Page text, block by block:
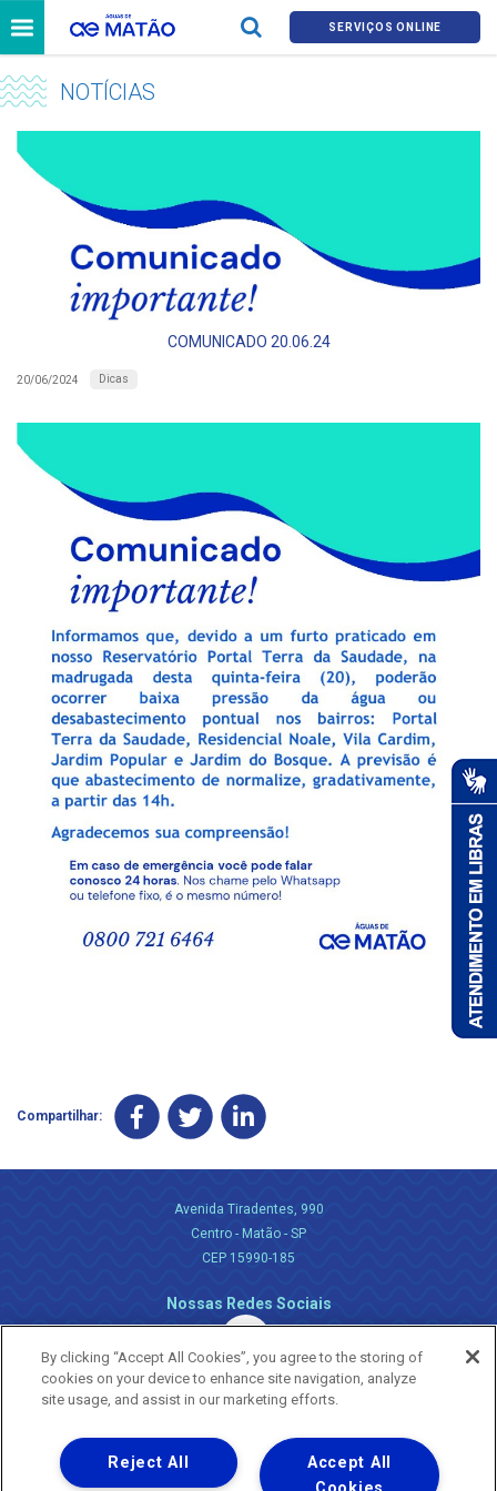
SERVIÇOS ONLINE
NOTÍCIAS
COMUNICADO 20.06.24
20/06/2024 Dicas
Compartilhar:
Avenida Tiradentes, 990
Centro - Matão - SP
CEP 15990-185
Nossas Redes Sociais
Uma empresa
Copyright ® 2026 - Todos os Direitos Reservados.
By clicking “Accept All Cookies”, you agree to the storing of
cookies on your device to enhance site navigation, analyze
site usage, and assist in our marketing efforts.
Accept All
Reject All